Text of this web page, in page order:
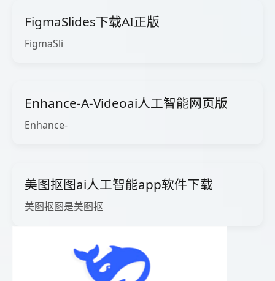
FigmaSlides下载AI正版
FigmaSli
Enhance-A-Videoai人工智能网页版
Enhance-
美图抠图ai人工智能app软件下载
美图抠图是美图抠